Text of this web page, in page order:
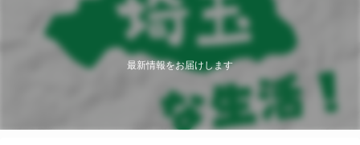
最新情報をお届けします